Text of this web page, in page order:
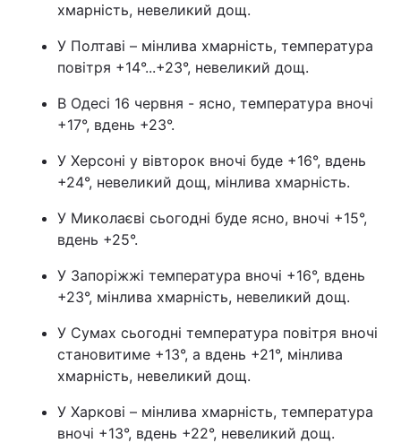
хмарність, невеликий дощ.
У Полтаві – мінлива хмарність, температура
повітря +14°...+23°, невеликий дощ.
В Одесі 16 червня - ясно, температура вночі
+17°, вдень +23°.
У Херсоні у вівторок вночі буде +16°, вдень
+24°, невеликий дощ, мінлива хмарність.
У Миколаєві сьогодні буде ясно, вночі +15°,
вдень +25°.
У Запоріжжі температура вночі +16°, вдень
+23°, мінлива хмарність, невеликий дощ.
У Сумах сьогодні температура повітря вночі
становитиме +13°, а вдень +21°, мінлива
хмарність, невеликий дощ.
У Харкові – мінлива хмарність, температура
вночі +13°, вдень +22°, невеликий дощ.